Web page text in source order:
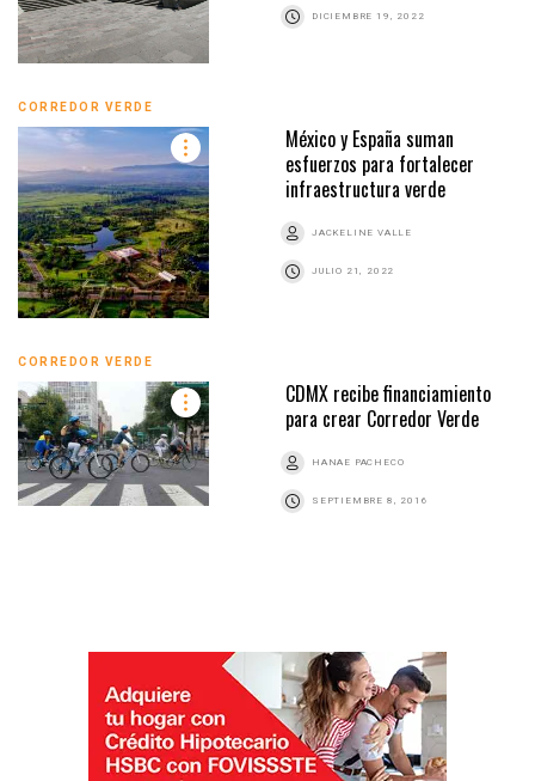
DICIEMBRE 19, 2022
CORREDOR VERDE
México y España suman
esfuerzos para fortalecer
infraestructura verde
JACKELINE VALLE
JULIO 21, 2022
CORREDOR VERDE
CDMX recibe financiamiento
para crear Corredor Verde
HANAE PACHECO
SEPTIEMBRE 8, 2016